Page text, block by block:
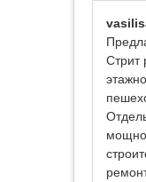
Стрит